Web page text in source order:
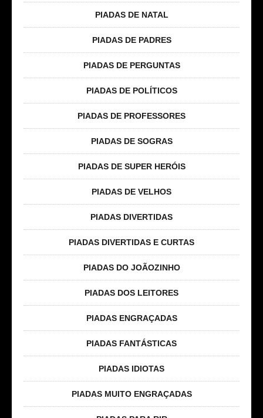
PIADAS DE NATAL
PIADAS DE PADRES
PIADAS DE PERGUNTAS
PIADAS DE POLÍTICOS
PIADAS DE PROFESSORES
PIADAS DE SOGRAS
PIADAS DE SUPER HERÓIS
PIADAS DE VELHOS
PIADAS DIVERTIDAS
PIADAS DIVERTIDAS E CURTAS
PIADAS DO JOÃOZINHO
PIADAS DOS LEITORES
PIADAS ENGRAÇADAS
PIADAS FANTÁSTICAS
PIADAS IDIOTAS
PIADAS MUITO ENGRAÇADAS